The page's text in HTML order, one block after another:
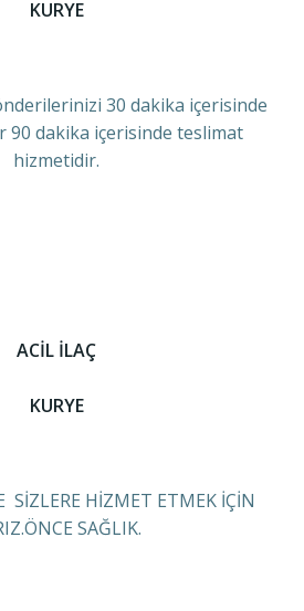
KURYE
30 dakika içerisinde
90 dakika içerisinde teslimat
hizmetidir.
ACİL İLAÇ
KURYE
SİZLERE HİZMET ETMEK İÇİN
SAĞLIK.